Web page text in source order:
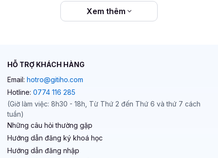
Tự tin làm chủ Capcut với khóa học Làm chủ Capcut
- Sát thủ tạo video ngắn bằng cách đăng ký ngay
Xem thêm
HỖ TRỢ KHÁCH HÀNG
Email: hotro@gitiho.com
Hotline: 0774 116 285
(Giờ làm việc: 8h30 - 18h, Từ Thứ 2 đến Thứ 6 và thứ 7 cách
tuần)
Những câu hỏi thường gặp
Hướng dẫn đăng ký khoá học
Hướng dẫn đăng nhập